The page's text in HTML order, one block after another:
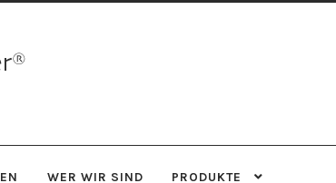
WER WIR SIND PRODUKTE